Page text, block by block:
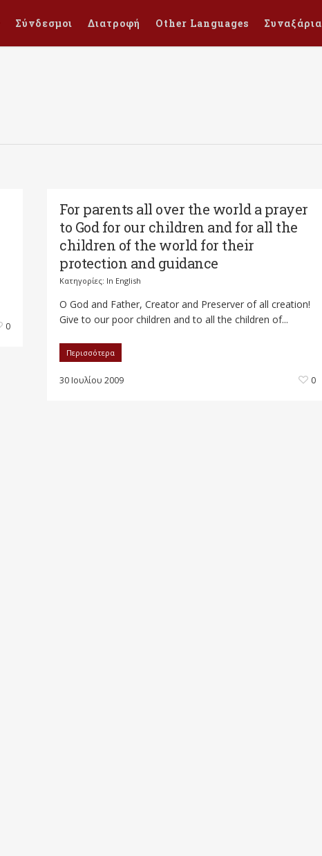
Σύνδεσμοι Διατροφή Other Languages Συναξάρια
0
For parents all over the world a prayer
to God for our children and for all the
children of the world for their
protection and guidance
Κατηγορίες: In English
O God and Father, Creator and Preserver of all creation!
Give to our poor children and to all the children of...
Περισσότερα
30 Ιουλίου 2009 0